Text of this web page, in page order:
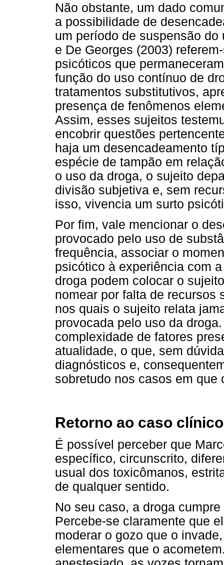
Não obstante, um dado
a possibilidade de
um período de suspensão
e De Georges (2003)
psicóticos que
função do uso contínuo de
tratamentos substitutivos,
presença de fenômenos
Assim, esses sujeitos
encobrir questões
haja um desencadeamento
espécie de tampão em
o uso da droga, o sujeito
divisão subjetiva e, sem
isso, vivencia um surto
Por fim, vale mencionar o
provocado pelo uso de
frequência, associar o
psicótico à experiência com
droga podem colocar o
nomear por falta de recursos
nos quais o sujeito relata
provocada pelo uso da
complexidade de fatores
atualidade, o que, sem
diagnósticos e,
sobretudo nos casos em que
Retorno ao caso clínico
É possível perceber que
específico, circunscrito,
usual dos toxicômanos,
de qualquer sentido.
No seu caso, a droga
Percebe-se claramente que
moderar o gozo que o
elementares que o